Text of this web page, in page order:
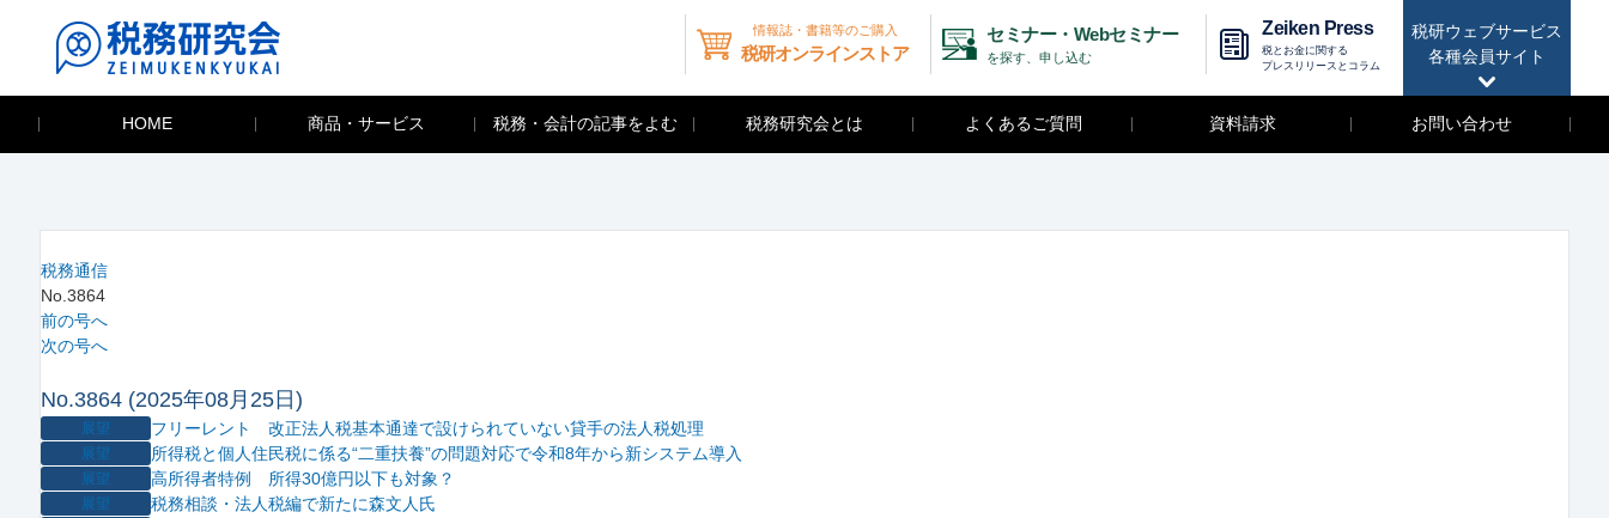
税研ウェブサービス
各種会員サイト
情報誌・書籍等のご購入
税研オンラインストア
セミナー・Webセミナー
を探す、申し込む
Zeiken Press
税とお金に関する
プレスリリースとコラム
HOME 商品・サービス 税務・会計の記事をよむ 税務研究会とは よくあるご質問 資料請求 お問い合わせ
税務通信
No.3864
前の号へ
次の号へ
No.3864 (2025年08月25日)
展望 フリーレント 改正法人税基本通達で設けられていない貸手の法人税処理
展望 所得税と個人住民税に係る“二重扶養”の問題対応で令和8年から新システム導入
展望 高所得者特例 所得30億円以下も対象？
展望 税務相談・法人税編で新たに森文人氏